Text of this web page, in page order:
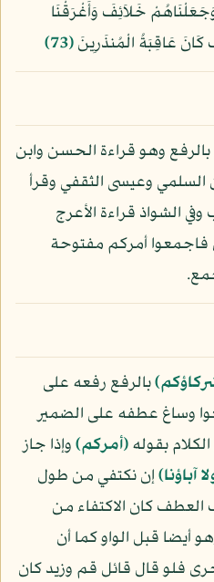
خَلاَئِفَ وَأَغْرَقْنَا
كَانَ عَاقِبَةُ الْمُنذَرِينَ﴿73﴾
وهو قراءة الحسن وابن
وعيسى الثقفي وقرأ
الشواذ قراءة الأعرج
أمركم مفتوحة
بالرفع رفعه على
وساغ عطفه على الضمير
بقوله﴿أمركم﴾وإذا جاز
آباؤنا﴾إن نكتفي من طول
العطف كان الاكتفاء من
أيضا قبل الواو كما أن
فلو قال قائل قم وزيد كان